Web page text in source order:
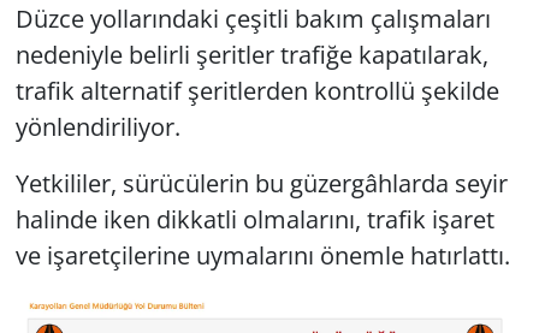
Düzce yollarındaki çeşitli bakım çalışmaları
nedeniyle belirli şeritler trafiğe kapatılarak,
trafik alternatif şeritlerden kontrollü şekilde
yönlendiriliyor.
Yetkililer, sürücülerin bu güzergâhlarda seyir
halinde iken dikkatli olmalarını, trafik işaret
ve işaretçilerine uymalarını önemle hatırlattı.